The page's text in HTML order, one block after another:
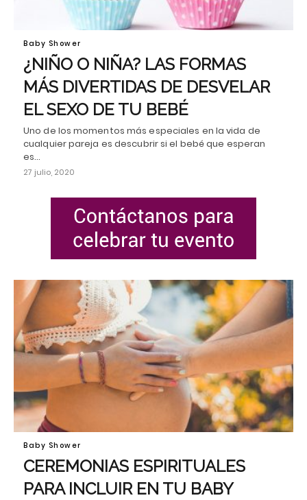
Baby Shower
¿NIÑO O NIÑA? LAS FORMAS
MÁS DIVERTIDAS DE DESVELAR
EL SEXO DE TU BEBÉ
Uno de los momentos más especiales en la vida de
cualquier pareja es descubrir si el bebé que esperan
es…
27 julio, 2020
Baby Shower
CEREMONIAS ESPIRITUALES
PARA INCLUIR EN TU BABY